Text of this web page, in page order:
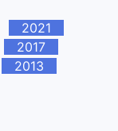
2021
2017
2013